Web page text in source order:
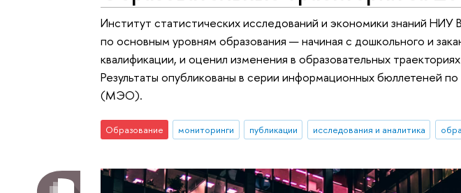
Институт статистических исследований и экономики знаний
по основным уровням образования — начиная с дошкольного и
квалификации, и оценил изменения в образовательных
Результаты опубликованы в серии информационных бюллетеней
(МЭО).
Образование мониторинги публикации исследования и аналитика